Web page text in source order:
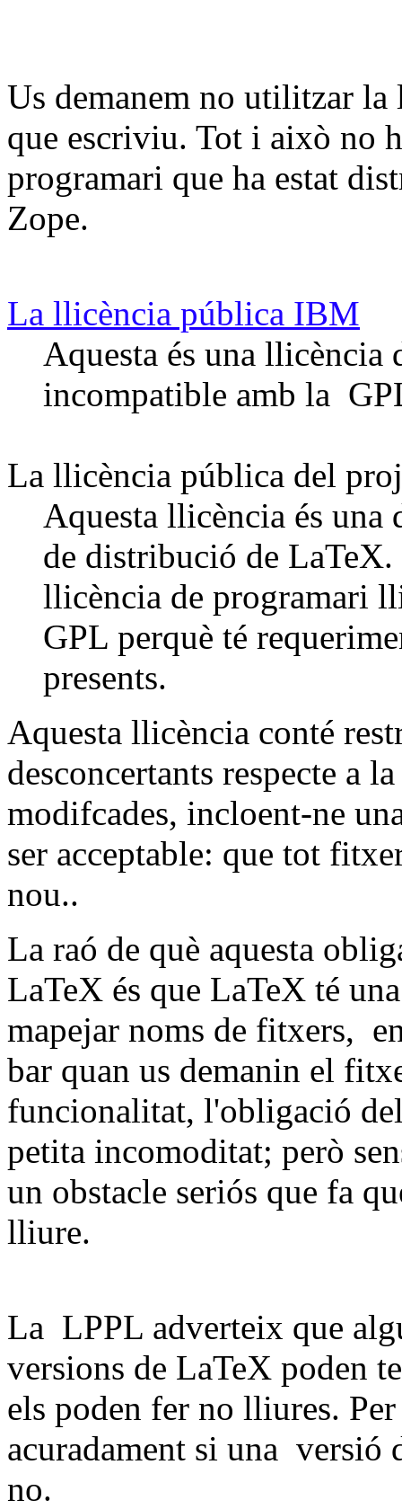
Us demanem no utilitzar
que escriviu. Tot i això no
programari que ha estat
Zope.
La llicència pública IBM
Aquesta és una
incompatible amb la
La llicència pública del
Aquesta llicència és una
de distribució de
llicència de programari
GPL perquè té
presents.
Aquesta llicència conté
desconcertants respecte a
modifcades, incloent-ne
ser acceptable: que tot
nou..
La raó de què aquesta
LaTeX és que LaTeX té
mapejar noms de fitxers,
bar quan us demanin el
funcionalitat, l'obligació
petita incomoditat; però
un obstacle seriós que fa
lliure.
La LPPL adverteix que
versions de LaTeX poden
els poden fer no lliures.
acuradament si una versió
no.